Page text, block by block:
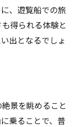
、遊覧船での旅
得られる体験と
出となるでしょ
景を眺めること
乗ることで、普